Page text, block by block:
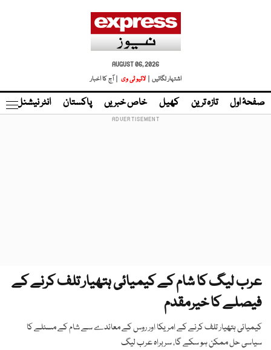
AUGUST 06, 2026
اشتہار لگائیں |
لائیو ٹی وی | آج کا اخبار
صفحۂ اول تازہ ترین کھیل خاص خبریں پاکستان انٹر نیشنل
عرب لیگ کا شام کے کیمیائی ہتھیار تلف کرنے کے
فیصلے کا خیرمقدم
کیمیائی ہتھیار تلف کرنے کے امریکا اور روس کے معائدے سے شام کے مسئلے کا
سیاسی حل ممکن ہو سکے گا، سربراہ عرب لیگ